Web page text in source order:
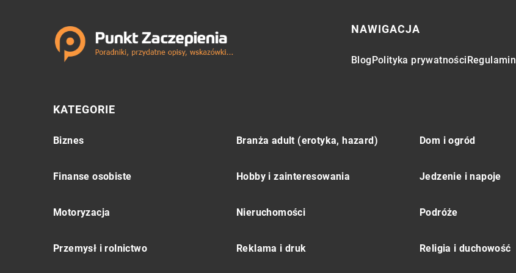
NAWIGACJA
BlogPolityka prywatnościRegulamin
KATEGORIE
Biznes Branża adult (erotyka, hazard) Dom i ogród
Finanse osobiste Hobby i zainteresowania Jedzenie i napoje
Motoryzacja Nieruchomości Podróże
Przemysł i rolnictwo Reklama i druk Religia i duchowość